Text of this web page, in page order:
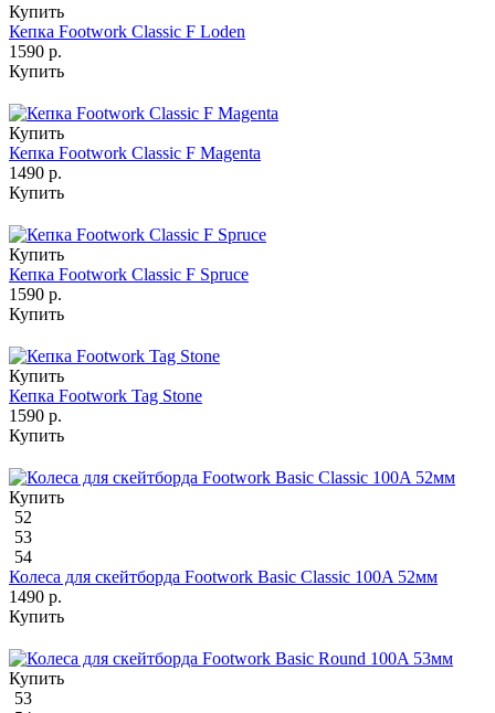
Купить
Кепка Footwork Classic F Loden
1590 р.
Купить
Купить
Кепка Footwork Classic F Magenta
1490 р.
Купить
Купить
Кепка Footwork Classic F Spruce
1590 р.
Купить
Купить
Кепка Footwork Tag Stone
1590 р.
Купить
Купить
52
53
54
Колеса для скейтборда Footwork Basic Classic 100A 52мм
1490 р.
Купить
Купить
53